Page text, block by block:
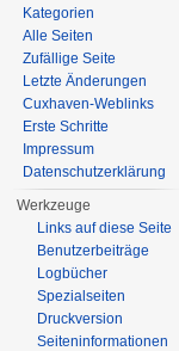
Kategorien
Alle Seiten
Zufällige Seite
Letzte Änderungen
Cuxhaven-Weblinks
Erste Schritte
Impressum
Datenschutzerklärung
Werkzeuge
Links auf diese Seite
Benutzerbeiträge
Logbücher
Spezialseiten
Druckversion
Seiten­informationen